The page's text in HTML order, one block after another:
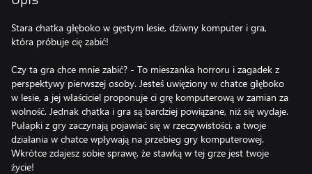
Stara chatka głęboko w gęstym lesie, dziwny komputer i gra,
która próbuje cię zabić!
Czy ta gra chce mnie zabić? - To mieszanka horroru i zagadek z
perspektywy pierwszej osoby. Jesteś uwięziony w chatce głęboko
w lesie, a jej właściciel proponuje ci grę komputerową w zamian za
wolność. Jednak chatka i gra są bardziej powiązane, niż się wydaje.
Pułapki z gry zaczynają pojawiać się w rzeczywistości, a twoje
działania w chatce wpływają na przebieg gry komputerowej.
Wkrótce zdajesz sobie sprawę, że stawką w tej grze jest twoje
życie!